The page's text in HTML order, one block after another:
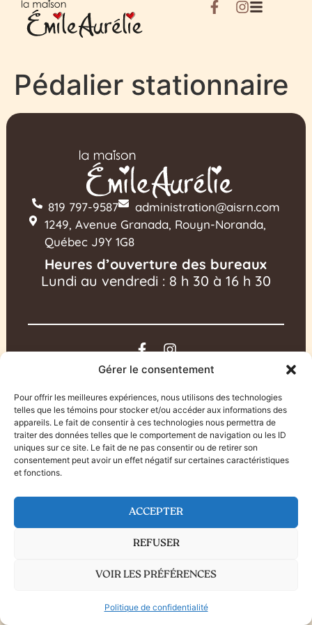
Gérer le consentement
Pour offrir les meilleures expériences, nous utilisons des technologies
telles que les témoins pour stocker et/ou accéder aux informations des
appareils. Le fait de consentir à ces technologies nous permettra de
traiter des données telles que le comportement de navigation ou les ID
uniques sur ce site. Le fait de ne pas consentir ou de retirer son
consentement peut avoir un effet négatif sur certaines caractéristiques
et fonctions.
ACCEPTER
REFUSER
VOIR LES PRÉFÉRENCES
Politique de confidentialité
Pédalier stationnaire
819 797-9587
administration@aisrn.com
1249, Avenue Granada, Rouyn-Noranda,
Québec J9Y 1G8
Heures d’ouverture des bureaux
Lundi au vendredi : 8 h 30 à 16 h 30
© 2026 Maison Émile Aurélie
Agence Marinade